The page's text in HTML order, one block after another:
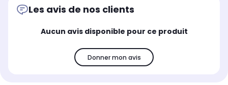
Les avis de nos clients
Aucun avis disponible pour ce produit
Donner mon avis